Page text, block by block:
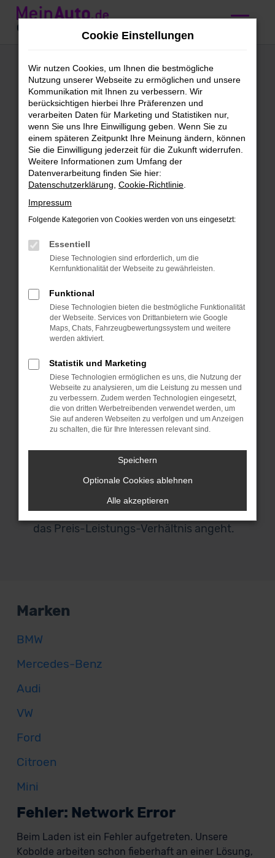
Zum
Hauptinhalt
Audi Q3
Jahreswagen
kaufen mit
Lieferservice nach
Innsbruck
Jahreswagen für Innsbruck
Audi Q3 Jahreswagen werden gerne
auch als Fast-Neuwagen bezeichnet.
Der Grund liegt im Datum der ersten
zurückliegen darf. Für deine Mobilität in
Innsbruck bedeutet dies, dass du mit
großer Wahrscheinlichkeit in ein
Fahrzeug aus der aktuellen
Modellgeneration steigst und keinerlei
Abstriche hinsichtlich der Extras
hinnehmen musst. Audi Q3
Jahreswagen werden bei uns aus erster
Hand angeboten und sind stets
scheckheftgepflegt. Gerne bieten wir dir
eine Garantie über einen einwandfreien
Zustand und sichern dir zudem zu, dass
du in ein einheimisches Fahrzeug und
keinen EU-Import steigst. Für Innsbruck
existiert kaum eine bessere Wahl, was
das Preis-Leistungs-Verhältnis angeht.
Marken
BMW
Mercedes-Benz
Audi
VW
Ford
Citroen
Mini
Fehler: Network Error
Beim Laden ist ein Fehler aufgetreten. Unsere
Kobolde arbeiten schon fieberhaft an einer Lösung,
Cookie Einstellungen
Wir nutzen Cookies, um Ihnen die bestmögliche
Nutzung unserer Webseite zu ermöglichen und unsere
Kommunikation mit Ihnen zu verbessern. Wir
berücksichtigen hierbei Ihre Präferenzen und
verarbeiten Daten für Marketing und Statistiken nur,
wenn Sie uns Ihre Einwilligung geben. Wenn Sie zu
einem späteren Zeitpunkt Ihre Meinung ändern, können
Sie die Einwilligung jederzeit für die Zukunft widerrufen.
Weitere Informationen zum Umfang der
Datenverarbeitung finden Sie hier:
Datenschutzerklärung Cookie-Richtlinie
Impressum
Folgende Kategorien von Cookies werden von uns eingesetzt:
Essentiell
Diese Technologien sind erforderlich, um die
Kernfunktionalität der Webseite zu gewährleisten.
Funktional
Diese Technologien bieten die bestmögliche Funktionalität
der Webseite. Services von Drittanbietern wie Google
Maps, Chats, Fahrzeugbewertungssystem und weitere
werden aktiviert.
Statistik und Marketing
Diese Technologien ermöglichen es uns, die Nutzung der
Webseite zu analysieren, um die Leistung zu messen und
zu verbessern. Zudem werden Technologien eingesetzt,
die von dritten Werbetreibenden verwendet werden, um
Sie auf anderen Webseiten zu verfolgen und um Anzeigen
zu schalten, die für Ihre Interessen relevant sind.
Speichern
Optionale Cookies ablehnen
Alle akzeptieren